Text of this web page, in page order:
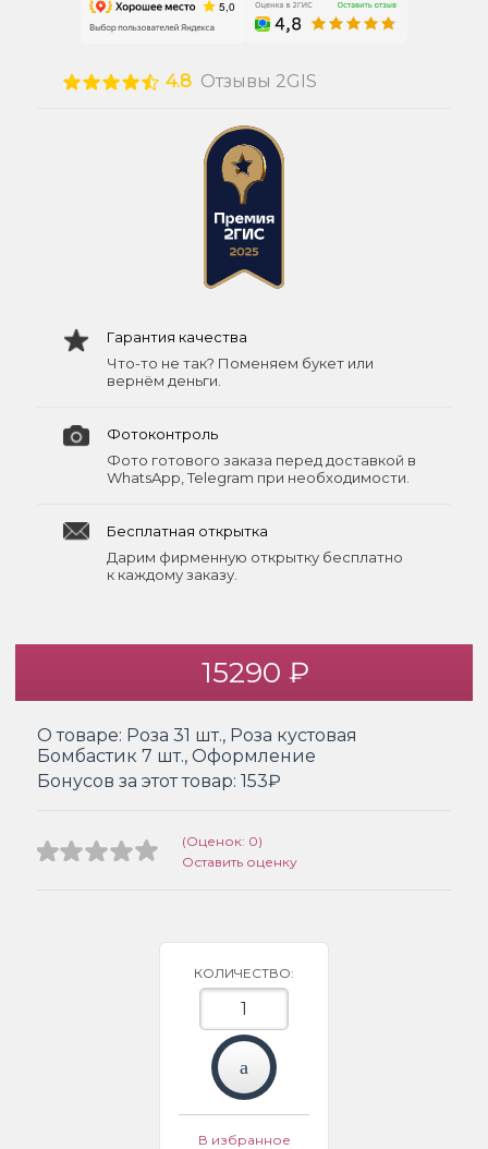
4.8 Отзывы 2GIS
Гарантия качества
Что-то не так? Поменяем букет или
вернём деньги.
Фотоконтроль
Фото готового заказа перед доставкой в
WhatsApp, Telegram при необходимости.
Бесплатная открытка
Дарим фирменную открытку бесплатно
к каждому заказу.
15290 ₽
О товаре: Роза 31 шт., Роза кустовая
Бомбастик 7 шт., Оформление
Бонусов за этот товар: 153₽
(Оценок: 0)
Оставить оценку
КОЛИЧЕСТВО:
В избранное